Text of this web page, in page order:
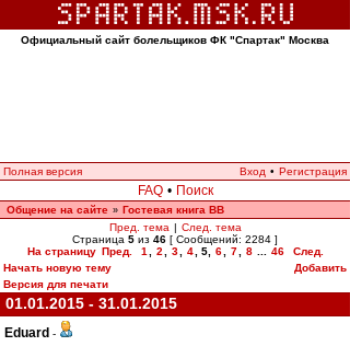
Официальный сайт болельщиков ФК "Спартак" Москва
Полная версия Вход • Регистрация
FAQ • Поиск
Общение на сайте » Гостевая книга ВВ
Пред. тема | След. тема
Страница 5 из 46 [ Сообщений: 2284 ]
На страницу Пред. 1 2 3 4 5, 6 7 8 46
След.
Начать новую тему
Добавить
Версия для печати
01.01.2015 - 31.01.2015
Eduard -